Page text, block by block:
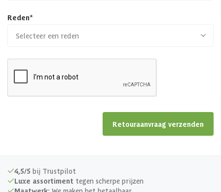
Reden*
Selecteer een reden
Retouraanvraag verzenden
4,5/5 bij Trustpilot
Luxe assortiment tegen scherpe prijzen